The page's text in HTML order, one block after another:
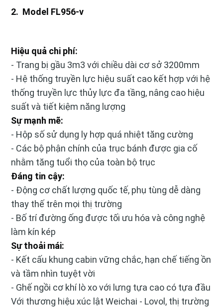
2. Model FL956-v
Hiệu quả chi phí:
- Trang bị gầu 3m3 với chiều dài cơ sở 3200mm
- Hệ thống truyền lực hiệu suất cao kết hợp với hệ
thống truyền lực thủy lực đa tầng, nâng cao hiệu
suất và tiết kiệm năng lượng
Sự mạnh mẽ:
- Hộp số sử dụng ly hợp quá nhiệt tăng cường
- Các bộ phận chính của trục bánh được gia cố
nhằm tăng tuổi thọ của toàn bộ trục
Đáng tin cậy:
- Động cơ chất lượng quốc tế, phụ tùng dễ dàng
thay thế trên mọi thị trường
- Bố trí đường ống được tối ưu hóa và công nghệ
làm kín kép
Sự thoải mái:
- Kết cấu khung cabin vững chắc, hạn chế tiếng ồn
và tầm nhìn tuyệt vời
- Ghế ngồi cơ khí lò xo với lưng tựa cao có tựa đầu
Với thương hiệu xúc lật Weichai - Lovol, thị trường